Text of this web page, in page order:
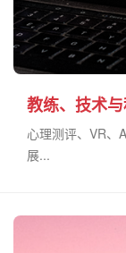
教练、技术
心理测评、VR、
展...